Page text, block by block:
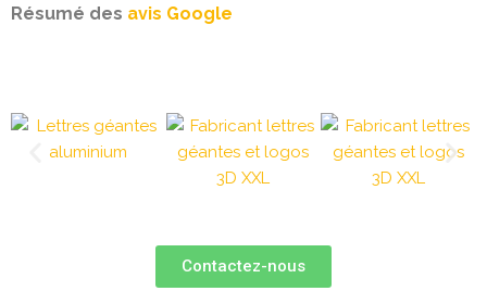
Résumé des avis Google
Contactez-nous